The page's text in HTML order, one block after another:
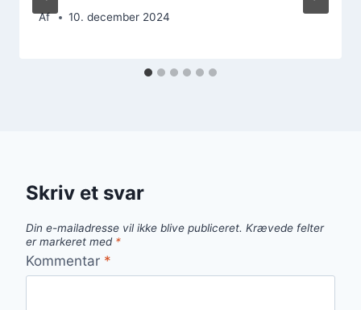
Af 10. december 2024
Skriv et svar
Din e-mailadresse vil ikke blive publiceret. Krævede felter
er markeret med *
Kommentar *